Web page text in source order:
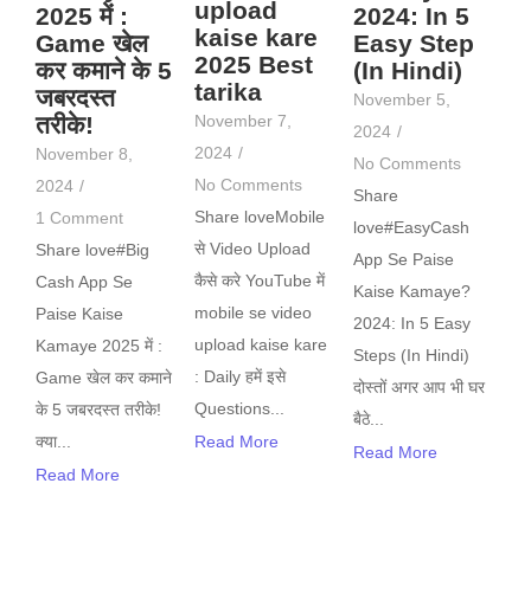
2025 में :
Game खेल
कर कमाने के 5
जबरदस्त
तरीके!
November 8,
2024 /
1 Comment
Share love#Big
Cash App Se
Paise Kaise
Kamaye 2025 में :
Game खेल कर कमाने
के 5 जबरदस्त तरीके!
क्या...
Read More
upload
kaise kare
2025 Best
tarika
November 7,
2024 /
No Comments
Share loveMobile
से Video Upload
कैसे करे YouTube में
mobile se video
upload kaise kare
: Daily हमें इसे
Questions...
Read More
2024: In 5
Easy Step
(In Hindi)
November 5,
2024 /
No Comments
Share
love#EasyCash
App Se Paise
Kaise Kamaye?
2024: In 5 Easy
Steps (In Hindi)
दोस्तों अगर आप भी घर
बैठे...
Read More